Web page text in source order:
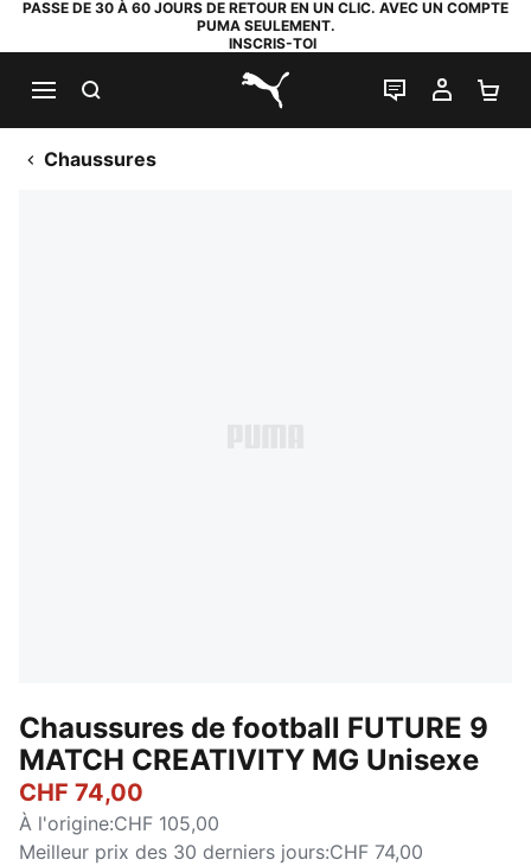
PASSE DE 30 À 60 JOURS DE RETOUR EN UN CLIC. AVEC UN COMPTE
PUMA SEULEMENT.
INSCRIS-TOI
PUMA.com
LIVE CHAT
MON
Chaussures
Chaussures de football FUTURE 9
MATCH CREATIVITY MG Unisexe
CHF 74,00
À l'origine:CHF 105,00
Meilleur prix des 30 derniers jours:CHF 74,00